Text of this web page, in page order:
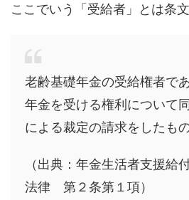
ここでいう「受給者」とは条文
老齢基礎年金の受給権者で
年金を受ける権利について
による裁定の請求をしたも
（出典：年金生活者支援給
法律 第２条第１項）